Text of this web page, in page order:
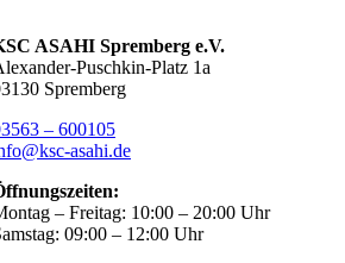
ASAHI Spremberg e.V.
Puschkin-Platz 1a
Spremberg
– 600105
asahi.de
– Freitag: 10:00 – 20:00 Uhr
09:00 – 12:00 Uhr